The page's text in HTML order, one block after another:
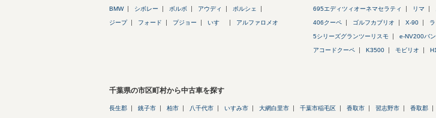
BMW シボレー ボルボ アウディ ポルシェ
ジープ フォード プジョー いすゞ アルファロメオ
695エディツィオーネマセラティ リマ
406クーペ ゴルフカブリオ X-90
5シリーズグランツーリスモ e-NV200バン
アコードクーペ K3500 モビリオ H1
千葉県の市区町村から中古車を探す
長生郡 銚子市 柏市 八千代市 いすみ市 大網白里市 千葉市稲毛区 香取市 習志野市 香取郡